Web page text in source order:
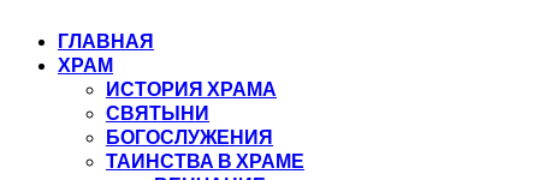
ГЛАВНАЯ
ХРАМ
ИСТОРИЯ ХРАМА
СВЯТЫНИ
БОГОСЛУЖЕНИЯ
ТАИНСТВА В ХРАМЕ